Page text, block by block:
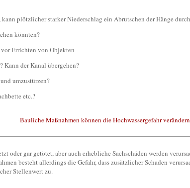
plötzlicher starker Niederschlag ein Abrutschen der Hänge
könnten?
vor Errichten von Objekten
Kann der Kanal übergehen?
umzustürzen?
etc.?
Bauliche Maßnahmen können die Hochwassergefahr
oder gar getötet, aber auch erhebliche Sachschäden werden
besteht allerdings die Gefahr, dass zusätzlicher Schaden
Stellenwert zu.